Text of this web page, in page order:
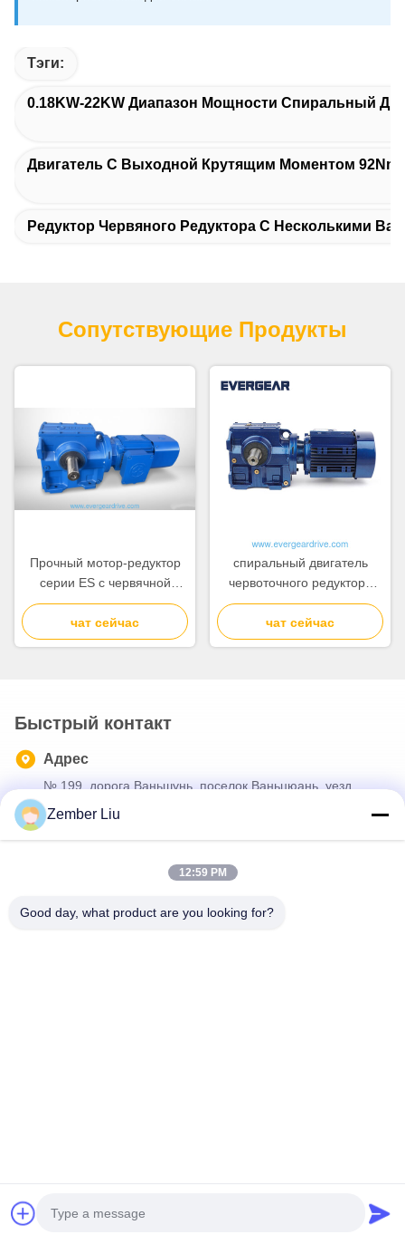
Тэги:
0.18KW-22KW Диапазон Мощности Спиральный
Двигатель С Выходной Крутящим Моментом 92Nm-
Редуктор Червяного Редуктора С Несколькими
Сопутствующие Продукты
Прочный мотор-редуктор
серии ES с червячной
передачей, мощностью от
0,18 кВт до 22 кВт и
выходным крутящим
чат сейчас
спиральный двигатель
червоточного редуктора
серии ES
чат сейчас
Быстрый контакт
Адрес
№ 199, дорога Ваньшунь, поселок Ваньцюань, уезд
Пиньян, город Вэньчжоу, провинция Чжэцзян, Китай
info@evergeardrive.com
Zember Liu
12:59 PM
Good day, what product are you looking for?